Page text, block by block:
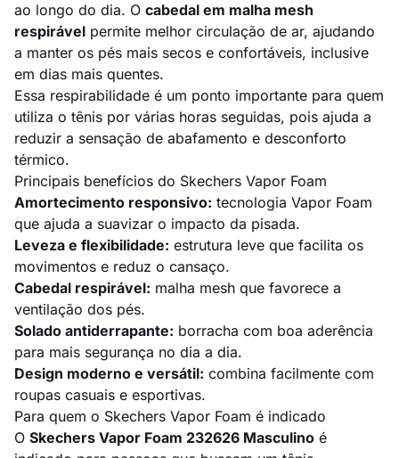
ao longo do dia. O cabedal em malha mesh
respirável permite melhor circulação de ar, ajudando
a manter os pés mais secos e confortáveis, inclusive
em dias mais quentes.
Essa respirabilidade é um ponto importante para quem
utiliza o tênis por várias horas seguidas, pois ajuda a
reduzir a sensação de abafamento e desconforto
térmico.
Principais benefícios do Skechers Vapor Foam
Amortecimento responsivo: tecnologia Vapor Foam
que ajuda a suavizar o impacto da pisada.
Leveza e flexibilidade: estrutura leve que facilita os
movimentos e reduz o cansaço.
Cabedal respirável: malha mesh que favorece a
ventilação dos pés.
Solado antiderrapante: borracha com boa aderência
para mais segurança no dia a dia.
Design moderno e versátil: combina facilmente com
roupas casuais e esportivas.
Para quem o Skechers Vapor Foam é indicado
O Skechers Vapor Foam 232626 Masculino é